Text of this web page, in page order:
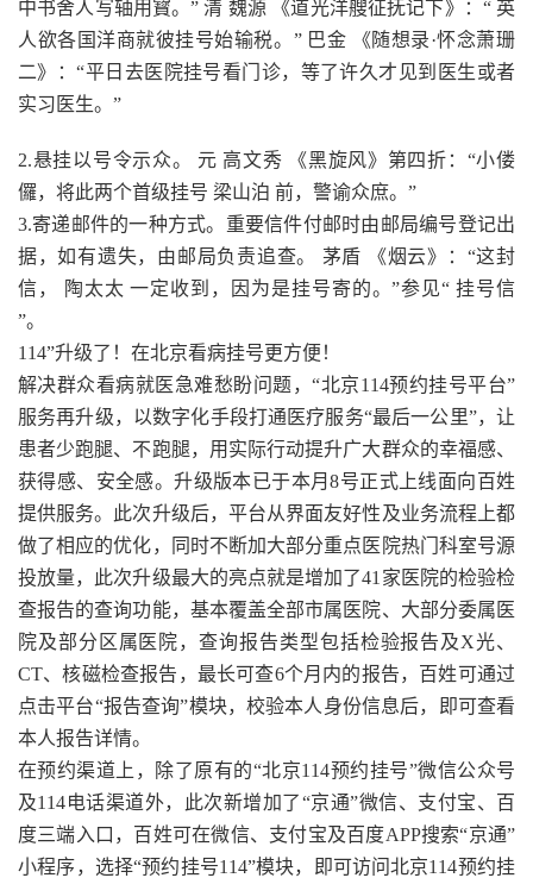
中书舍人写轴用寳。” 清 魏源 《道光洋艘征抚记下》：“ 英
人欲各国洋商就彼挂号始输税。” 巴金 《随想录·怀念萧珊
二》：“平日去医院挂号看门诊，等了许久才见到医生或者
实习医生。”
2.悬挂以号令示众。 元 高文秀 《黑旋风》第四折：“小偻
儸，将此两个首级挂号 梁山泊 前，警谕众庶。”
3.寄递邮件的一种方式。重要信件付邮时由邮局编号登记出
据，如有遗失，由邮局负责追查。 茅盾 《烟云》：“这封
信， 陶太太 一定收到，因为是挂号寄的。”参见“ 挂号信
”。
114”升级了！在北京看病挂号更方便！
解决群众看病就医急难愁盼问题，“北京114预约挂号平台”
服务再升级，以数字化手段打通医疗服务“最后一公里”，让
患者少跑腿、不跑腿，用实际行动提升广大群众的幸福感、
获得感、安全感。升级版本已于本月8号正式上线面向百姓
提供服务。此次升级后，平台从界面友好性及业务流程上都
做了相应的优化，同时不断加大部分重点医院热门科室号源
投放量，此次升级最大的亮点就是增加了41家医院的检验检
查报告的查询功能，基本覆盖全部市属医院、大部分委属医
院及部分区属医院，查询报告类型包括检验报告及X光、
CT、核磁检查报告，最长可查6个月内的报告，百姓可通过
点击平台“报告查询”模块，校验本人身份信息后，即可查看
本人报告详情。
在预约渠道上，除了原有的“北京114预约挂号”微信公众号
及114电话渠道外，此次新增加了“京通”微信、支付宝、百
度三端入口，百姓可在微信、支付宝及百度APP搜索“京通”
小程序，选择“预约挂号114”模块，即可访问北京114预约挂